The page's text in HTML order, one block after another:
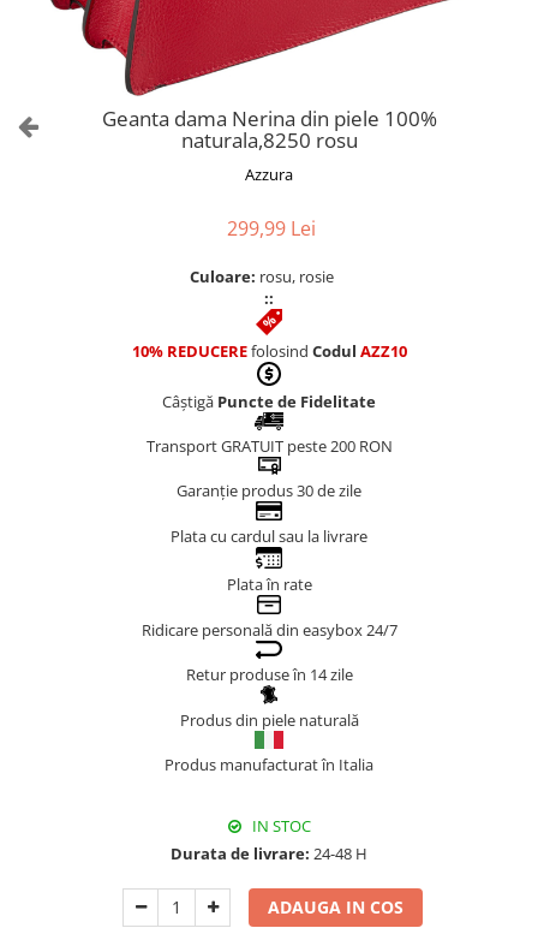
Genti Aurii
Genți Albastre
Genți Albe Geanta dama Nerina din piele 100%
naturala,8250 rosu
Azzura
299,99 Lei
Culoare: rosu, rosie
::
10% REDUCEREfolosind Codul AZZ10
Câștigă Puncte de Fidelitate
Transport GRATUIT peste 200 RON
Garanție produs 30 de zile
Plata cu cardul sau la livrare
Plata în rate
Ridicare personală din easybox 24/7
Retur produse în 14 zile
Produs din piele naturală
Produs manufacturat în Italia
IN STOC
Durata de livrare: 24-48 H
ADAUGA IN COS